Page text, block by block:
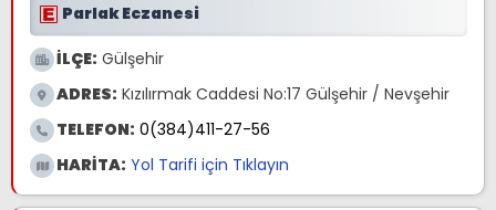
Parlak Eczanesi
İLÇE: Gülşehir
ADRES: Kızılırmak Caddesi No:17 Gülşehir / Nevşehir
TELEFON: 0(384)411-27-56
HARİTA: Yol Tarifi için Tıklayın